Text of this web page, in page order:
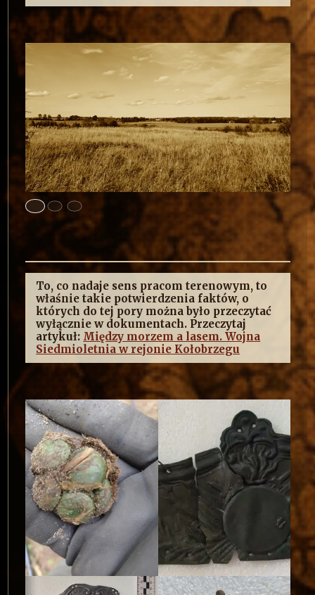
To, co nadaje sens pracom terenowym, to
właśnie takie potwierdzenia faktów, o
których do tej pory można było przeczytać
wyłącznie w dokumentach. Przeczytaj
artykuł: Między morzem a lasem. Wojna
Siedmioletnia w rejonie Kołobrzegu